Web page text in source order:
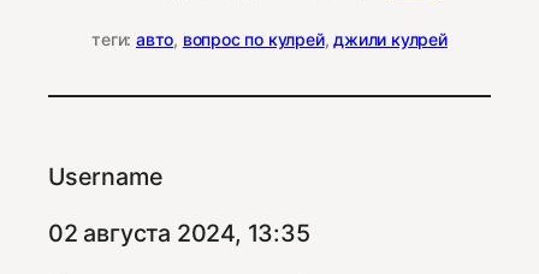
теги: авто, вопрос по кулрей, джили кулрей
Username
02 августа 2024, 13:35